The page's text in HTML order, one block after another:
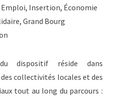
Emploi, Insertion, Économie
Grand Bourg
dispositif réside dans
collectivités locales et des
tout au long du parcours :